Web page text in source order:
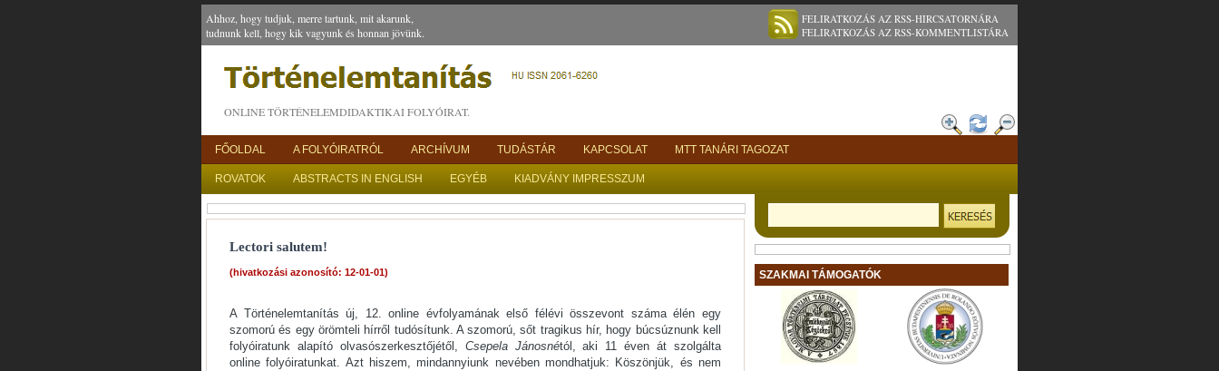
Ahhoz, hogy tudjuk, merre tartunk, mit akarunk,
tudnunk kell, hogy kik vagyunk és honnan jövünk.
FELIRATKOZÁS AZ RSS-HIRCSATORNÁRA
FELIRATKOZÁS AZ RSS-KOMMENTLISTÁRA
ONLINE TÖRTÉNELEMDIDAKTIKAI FOLYÓIRAT.
FŐOLDAL A FOLYÓIRATRÓL ARCHÍVUM TUDÁSTÁR KAPCSOLAT MTT TANÁRI TAGOZAT
ROVATOK ABSTRACTS IN ENGLISH EGYÉB KIADVÁNY IMPRESSZUM
Lectori salutem!
(hivatkozási azonosító: 12-01-01)
A Történelemtanítás új, 12. online évfolyamának első félévi összevont száma élén egy
szomorú és egy örömteli hírről tudósítunk. A szomorú, sőt tragikus hír, hogy búcsúznunk kell
folyóiratunk alapító olvasószerkesztőjétől, Csepela Jánosnétól, aki 11 éven át szolgálta
online folyóiratunkat. Azt hiszem, mindannyiunk nevében mondhatjuk: Köszönjük, és nem
SZAKMAI TÁMOGATÓK